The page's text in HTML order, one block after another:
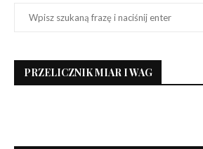
PRZELICZNIK MIAR I WAG